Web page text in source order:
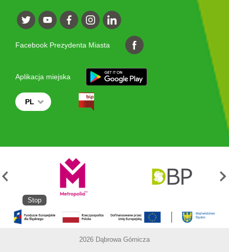
Facebook Prezydenta Miasta
Aplikacja miejska
PL
Stop
2026 Dąbrowa Górnicza